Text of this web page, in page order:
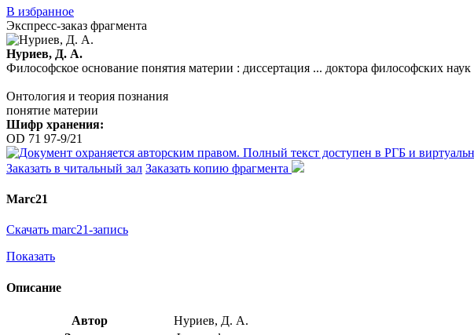
В избранное
Экспресс-заказ фрагмента
Нуриев, Д. А.
Философское основание понятия материи : диссертация ... доктора философских
Онтология и теория познания
понятие материи
Шифр хранения:
OD 71 97-9/21
Заказать в читальный зал Заказать копию фрагмента
Marc21
Скачать marc21-запись
Показать
Описание
Автор
Нуриев, Д. А.